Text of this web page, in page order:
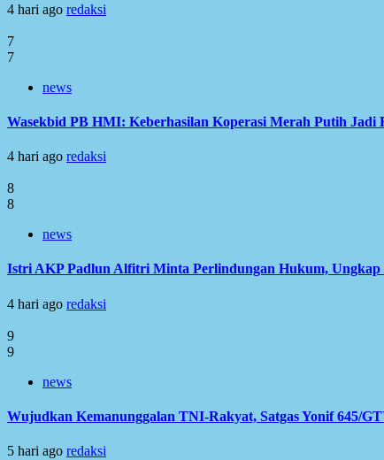
4 hari ago redaksi
7
7
news
Wasekbid PB HMI: Keberhasilan Koperasi Merah Putih Jadi
4 hari ago redaksi
8
8
news
Istri AKP Padlun Alfitri Minta Perlindungan Hukum, Ungkap
4 hari ago redaksi
9
9
news
Wujudkan Kemanunggalan TNI-Rakyat, Satgas Yonif 645/
5 hari ago redaksi